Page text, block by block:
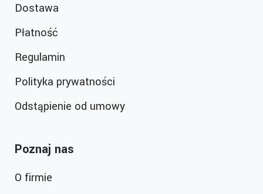
Dostawa
Płatność
Regulamin
Polityka prywatności
Odstąpienie od umowy
Poznaj nas
O firmie